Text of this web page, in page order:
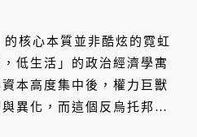
核心本質並非酷炫的霓虹
低生活」的政治經濟學寓
本高度集中後，權力巨獸
異化，而這個反烏托邦的